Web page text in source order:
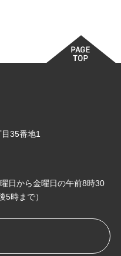
35番地1
日から金曜日の午前8時30
時まで）